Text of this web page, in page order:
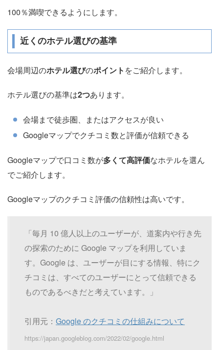
100％満喫できるようにします。
近くのホテル選びの基準
会場周辺のホテル選びのポイント をご紹介します。
ホテル選びの基準は2つあります。
会場まで徒歩圏、またはアクセスが良い
Googleマップでクチコミ数と評価が信頼できる
Googleマップで口コミ数が多くて高評価なホテルを選ん
でご紹介します。
Googleマップのクチコミ評価の信頼性は高いです。
「毎月 10 億人以上のユーザーが、道案内や行き先
の探索のために Google マップを利用していま
す。Google は、ユーザーが目にする情報、特にク
チコミは、すべてのユーザーにとって信頼できる
ものであるべきだと考えています。」
引用元： Google のクチコミの仕組みについて
https://japan.googleblog.com/2022/02/google.html